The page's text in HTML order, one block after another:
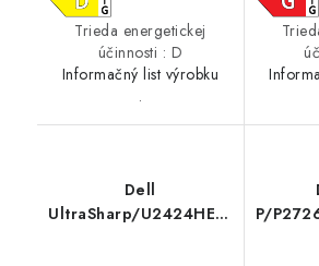
Trieda energetickej
účinnosti : D
Informačný list výrobku
.
Dell
UltraSharp/U2424HE/23,8''/IPS/
P/